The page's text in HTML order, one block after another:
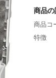
商品の
商品コ
特徴